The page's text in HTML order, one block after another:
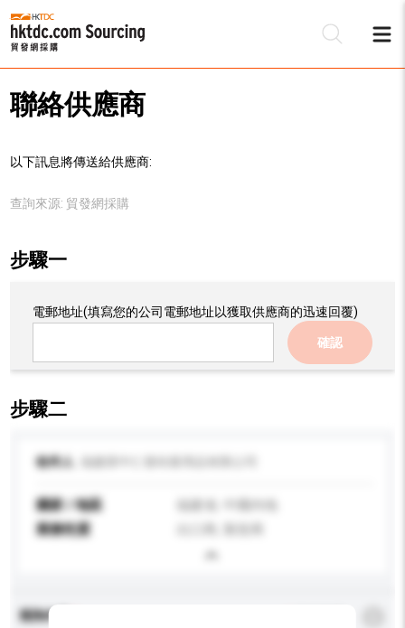
聯絡供應商
以下訊息將傳送給供應商:
查詢來源: 貿發網採購
步驟一
電郵地址(填寫您的公司電郵地址以獲取供應商的迅速回覆)
確認
步驟二
收件人
國家 / 地區
業務性質
查詢內容